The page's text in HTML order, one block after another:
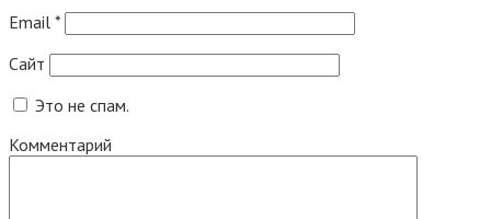
Email *
Сайт
Это не спам.
Комментарий